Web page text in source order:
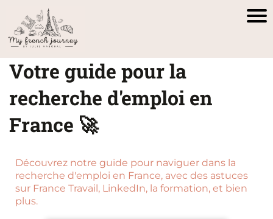
Votre guide pour la
recherche d'emploi en
France 🚀
Découvrez notre guide pour naviguer dans la
recherche d'emploi en France, avec des astuces
sur France Travail, LinkedIn, la formation, et bien
plus.